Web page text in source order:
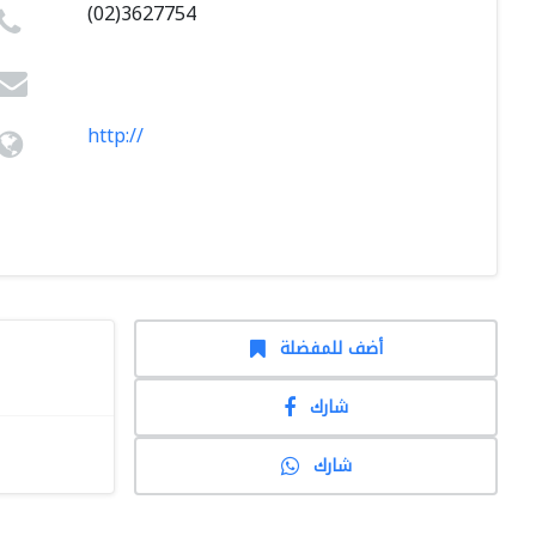
(02)3627754
http://
أضف للمفضلة
شارك
شارك